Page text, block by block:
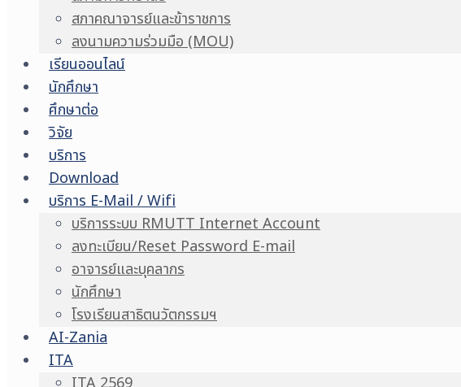
สภาคณาจารย์และข้าราชการ
ลงนามความร่วมมือ (MOU)
เรียนออนไลน์
นักศึกษา
ศึกษาต่อ
วิจัย
บริการ
Download
บริการ E-Mail / Wifi
บริการระบบ RMUTT Internet Account
ลงทะเบียน/Reset Password E-mail
อาจารย์และบุคลากร
นักศึกษา
โรงเรียนสาธิตนวัตกรรมฯ
AI-Zania
ITA